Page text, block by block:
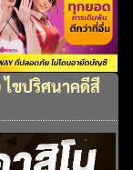
ไขปริศนาคดีสี